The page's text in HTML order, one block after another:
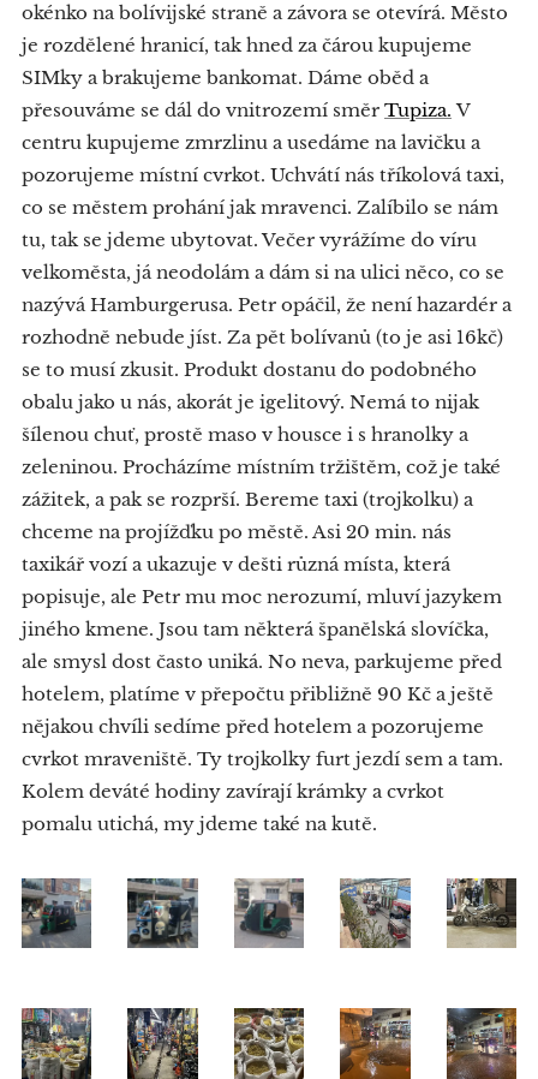
okénko na bolívijské straně a závora se otevírá. Město
je rozdělené hranicí, tak hned za čárou kupujeme
SIMky a brakujeme bankomat. Dáme oběd a
přesouváme se dál do vnitrozemí směr Tupiza. V
centru kupujeme zmrzlinu a usedáme na lavičku a
pozorujeme místní cvrkot. Uchvátí nás tříkolová taxi,
co se městem prohání jak mravenci. Zalíbilo se nám
tu, tak se jdeme ubytovat. Večer vyrážíme do víru
velkoměsta, já neodolám a dám si na ulici něco, co se
nazývá Hamburgerusa. Petr opáčil, že není hazardér a
rozhodně nebude jíst. Za pět bolívanů (to je asi 16kč)
se to musí zkusit. Produkt dostanu do podobného
obalu jako u nás, akorát je igelitový. Nemá to nijak
šílenou chuť, prostě maso v housce i s hranolky a
zeleninou. Procházíme místním tržištěm, což je také
zážitek, a pak se rozprší. Bereme taxi (trojkolku) a
chceme na projížďku po městě. Asi 20 min. nás
taxikář vozí a ukazuje v dešti různá místa, která
popisuje, ale Petr mu moc nerozumí, mluví jazykem
jiného kmene. Jsou tam některá španělská slovíčka,
ale smysl dost často uniká. No neva, parkujeme před
hotelem, platíme v přepočtu přibližně 90 Kč a ještě
nějakou chvíli sedíme před hotelem a pozorujeme
cvrkot mraveniště. Ty trojkolky furt jezdí sem a tam.
Kolem deváté hodiny zavírají krámky a cvrkot
pomalu utichá, my jdeme také na kutě.